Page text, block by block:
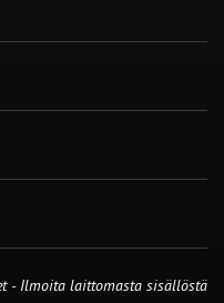
- Ilmoita laittomasta sisällöstä